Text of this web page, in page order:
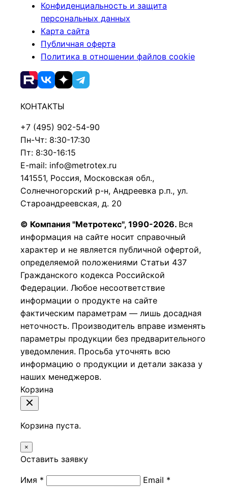
Конфиденциальность и защита
персональных данных
Карта сайта
Публичная оферта
Политика в отношении файлов cookie
КОНТАКТЫ
+7 (495) 902-54-90
Пн-Чт: 8:30-17:30
Пт: 8:30-16:15
E-mail: info@metrotex.ru
141551, Россия, Московская обл.,
Солнечногорский р-н, Андреевка р.п., ул.
Староандреевская, д. 20
© Компания "Метротекс", 1990-2026. Вся
информация на сайте носит справочный
характер и не является публичной офертой,
определяемой положениями Статьи 437
Гражданского кодекса Российской
Федерации. Любое несоответствие
информации о продукте на сайте
фактическим параметрам — лишь досадная
неточность. Производитель вправе изменять
параметры продукции без предварительного
уведомления. Просьба уточнять всю
информацию о продукции и детали заказа у
наших менеджеров.
Корзина
Корзина пуста.
×
Оставить заявку
Имя *
Email *